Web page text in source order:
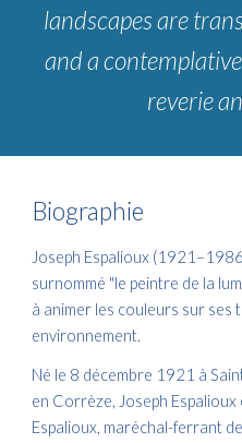
landscapes are
and a
reverie
Biographie
Joseph Espalioux
surnommé "le peintre de la
à animer les couleurs sur ses
environnement. ​
Né le 8 décembre 1921 à
en Corrèze, Joseph
Espalioux, maréchal-ferrant de